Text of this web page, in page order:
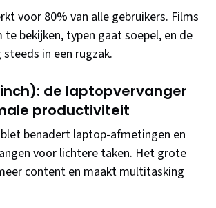
voor 80% van alle gebruikers. Films
te bekijken, typen gaat soepel, en de
in een rugzak.
de laptopvervanger
productiviteit
benadert laptop-afmetingen en
voor lichtere taken. Het grote
content en maakt multitasking